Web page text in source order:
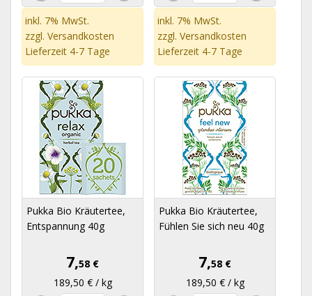
inkl. 7% MwSt.
zzgl. Versandkosten
Lieferzeit 4-7 Tage
inkl. 7% MwSt.
zzgl. Versandkosten
Lieferzeit 4-7 Tage
Pukka Bio Kräutertee,
Entspannung 40g
7,58 €
189,50 € / kg
Pukka Bio Kräutertee,
Fühlen Sie sich neu 40g
7,58 €
189,50 € / kg